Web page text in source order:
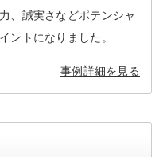
、誠実さなどポテンシャ
ントになりました。
事例詳細を見る